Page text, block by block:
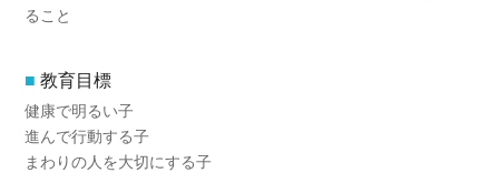
ること
教育目標
健康で明るい子
進んで行動する子
まわりの人を大切にする子